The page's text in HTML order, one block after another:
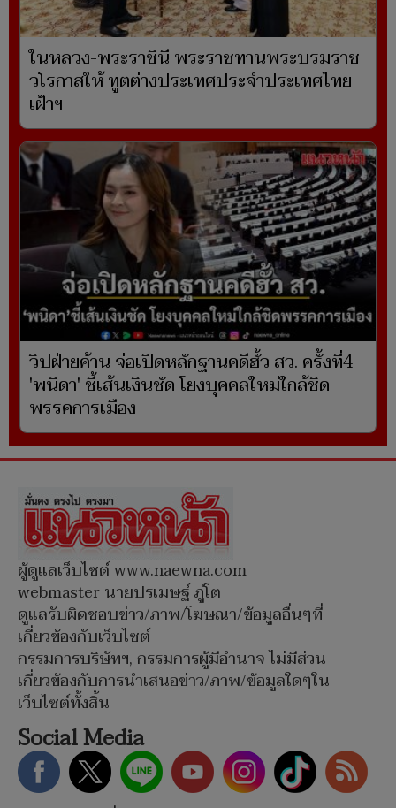
ในหลวง-พระราชินี พระราชทานพระบรมราช
วโรกาสให้ ทูตต่างประเทศประจำประเทศไทย
เฝ้าฯ
วิปฝ่ายค้าน จ่อเปิดหลักฐานคดีฮั้ว สว. ครั้งที่4
'พนิดา' ชี้เส้นเงินชัด โยงบุคคลใหม่ใกล้ชิด
พรรคการเมือง
ผู้ดูแลเว็บไซต์ www.naewna.com
webmaster นายปรเมษฐ์ ภู่โต
ดูแลรับผิดชอบข่าว/ภาพ/โฆษณา/ข้อมูลอื่นๆที่
เกี่ยวข้องกับเว็บไซต์
กรรมการบริษัทฯ, กรรมการผู้มีอำนาจ ไม่มีส่วน
เกี่ยวข้องกับการนำเสนอข่าว/ภาพ/ข้อมูลใดๆใน
เว็บไซต์ทั้งสิ้น
Social Media